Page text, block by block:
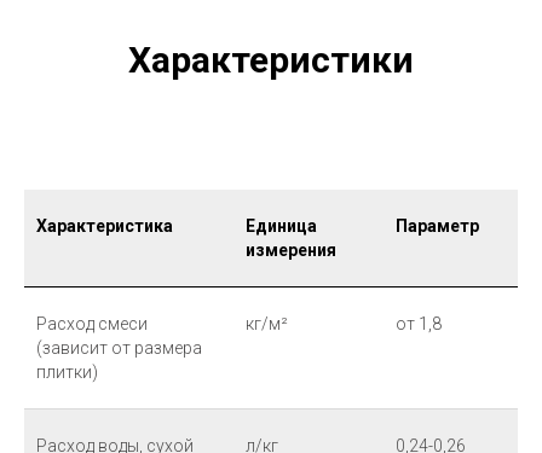
Характеристики
Характеристика
Единица
измерения
Параметр
Расход смеси
(зависит от размера
плитки)
кг/м² от 1,8
Расход воды, сухой
л/кг 0,24-0,26